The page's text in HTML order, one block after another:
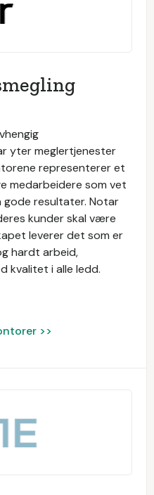
yter meglertjenester
representerer et
medarbeidere som vet
gode resultater. Notar
kunder skal være
leverer det som er
hardt arbeid,
kvalitet i alle ledd.
>>